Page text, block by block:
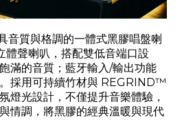
質與格調的一體式黑膠唱盤喇
聲喇叭，搭配雙低音端口設
滿的音質；藍牙輸入/輸出功能
採用可持續竹材與 REGRIND™️
燈光設計，不僅提升音樂體驗，
情調，將黑膠的經典溫暖與現代